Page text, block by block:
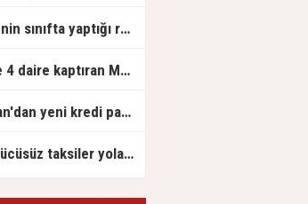
yaptığı rezil paylaşım
Müteahhit soluğu savcılıkta aldı
müjdesi: 6 ay geri ödemesiz, 36 ay vadeli
yola çıkmaya hazırlanıyor